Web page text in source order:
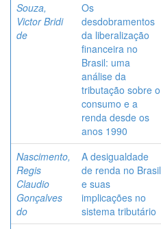
Souza,
Victor Bridi
de
Os
desdobramentos
da liberalização
financeira no
Brasil: uma
análise da
tributação sobre o
consumo e a
renda desde os
anos 1990
Nascimento,
Regis
Claudio
Gonçalves
do
A desigualdade
de renda no Brasil
e suas
implicações no
sistema tributário